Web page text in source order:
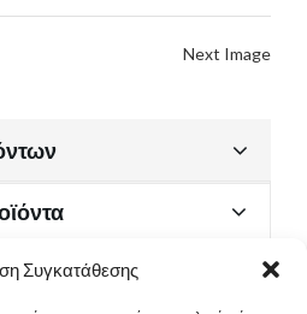
Συγκατάθεσης
Next Image